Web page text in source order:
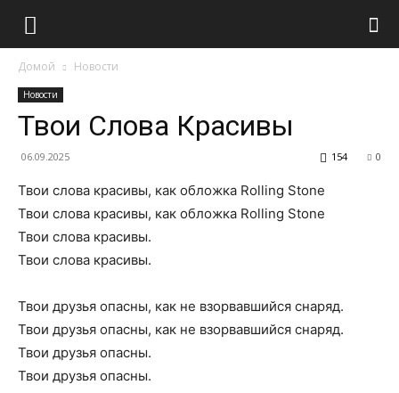
Домой Новости
Новости
Твои Слова Красивы
06.09.2025 0
154
Твои слова красивы, как обложка Rolling Stone
Твои слова красивы, как обложка Rolling Stone
Твои слова красивы.
Твои слова красивы.
Твои друзья опасны, как не взорвавшийся снаряд.
Твои друзья опасны, как не взорвавшийся снаряд.
Твои друзья опасны.
Твои друзья опасны.